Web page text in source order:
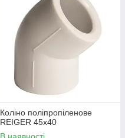
Коліно поліпропіленове
REIGER 45х40